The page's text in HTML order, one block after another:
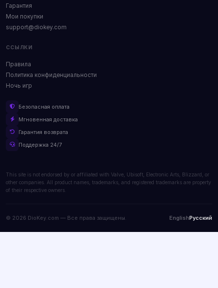
Гарантия
Мои покупки
support@diokey.com
ССЫЛКИ
Правила
Политика конфиденциальности
Ночь игр
Безопасная оплата
Мгновенная доставка
Гарантия возврата
Поддержка 24/7
This site is not endorsed by or affiliated with Valve, Ubisoft, Electronic Arts, Blizzard, or
other companies. All product names, trademarks, and registered trademarks are property
of their respective owners.
© 2026 DioKey.com — Все права защищены. EnglishРусский